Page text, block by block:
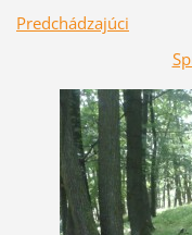
Predchádzajúci